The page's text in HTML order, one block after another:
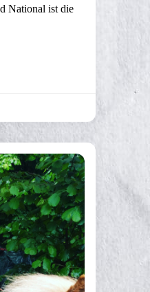
National ist die